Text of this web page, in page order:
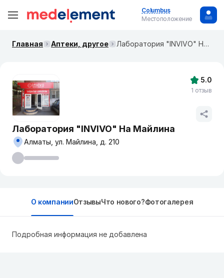
Columbus
Местоположение
Главная Аптеки, другое Лаборатория "INVIVO" На Майлина
Лаборатория "INVIVO" На Майлина
Алматы, ул. Майлина, д. 210
5.0
1 отзыв
О компанииОтзывыЧто нового?Фотогалерея
Подробная информация не добавлена